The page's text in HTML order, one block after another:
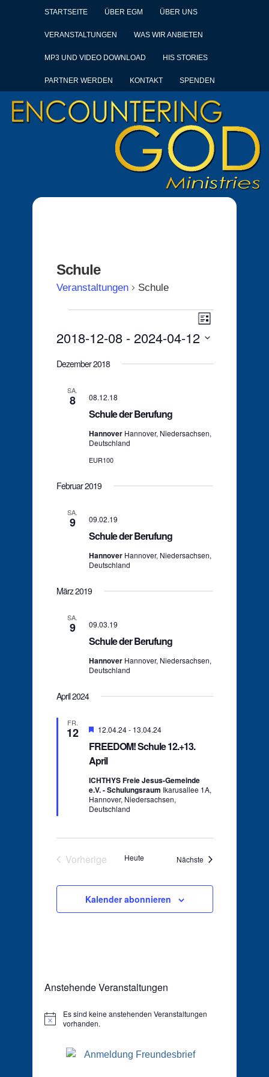
STARTSEITE ÜBER EGM ÜBER UNS
VERANSTALTUNGEN WAS WIR ANBIETEN
MP3 UND VIDEO DOWNLOAD HIS STORIES
PARTNER WERDEN KONTAKT SPENDEN
Schule
Veranstaltungen Schule
Ansichten-
Navigation
Liste
2018-12-08 - 2024-04-12
wählen.
Dezember 2018
SA.
8
Schule der Berufung
08.12.18
Hannover Hannover, Niedersachsen,
Deutschland
EUR100
Februar 2019
SA.
9
Schule der Berufung
09.02.19
Hannover Hannover, Niedersachsen,
Deutschland
März 2019
SA.
9
Schule der Berufung
09.03.19
Hannover Hannover, Niedersachsen,
Deutschland
April 2024
FR.
12
FREEDOM! Schule 12.+13.
April
Hervorgehoben
12.04.24- 13.04.24
ICHTHYS Freie Jesus-Gemeinde
e.V. - Schulungsraum Ikarusallee 1A,
Hannover, Niedersachsen,
Deutschland
Vorherige
Heute Nächste Veranstaltungen
Kalender abonnieren
Anstehende Veranstaltungen
Hinweis
Es sind keine anstehenden Veranstaltungen
vorhanden.